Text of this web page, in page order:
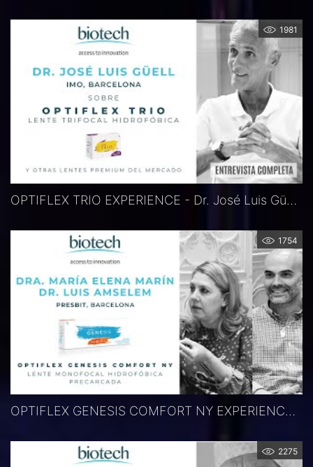
1981
OPTIFLEX TRIO EXPERIENCE - Dr. José Luis Güell, Barcelona, Spanien
1754
OPTIFLEX GENESIS COMFORT NY EXPERIENCE - Dr. Marín, Dr. Amselem, Barcelona, Spanien
2275